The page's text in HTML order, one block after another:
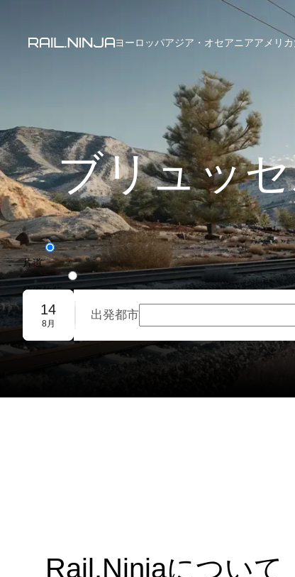
ヨーロッパアジア・オセアニアアメリ
ブリュッ
片道
往復旅行
団体予約
14
8月
出発都市
Rail.Ninjaについて